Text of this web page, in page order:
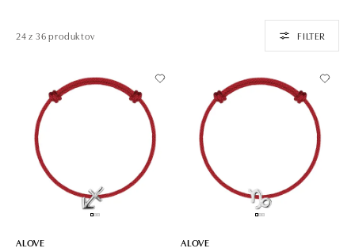
24 z 36 produktov FILTER
ALOVE
ALOVE